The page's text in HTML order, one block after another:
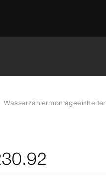
Wasserzählermontageeinheiten